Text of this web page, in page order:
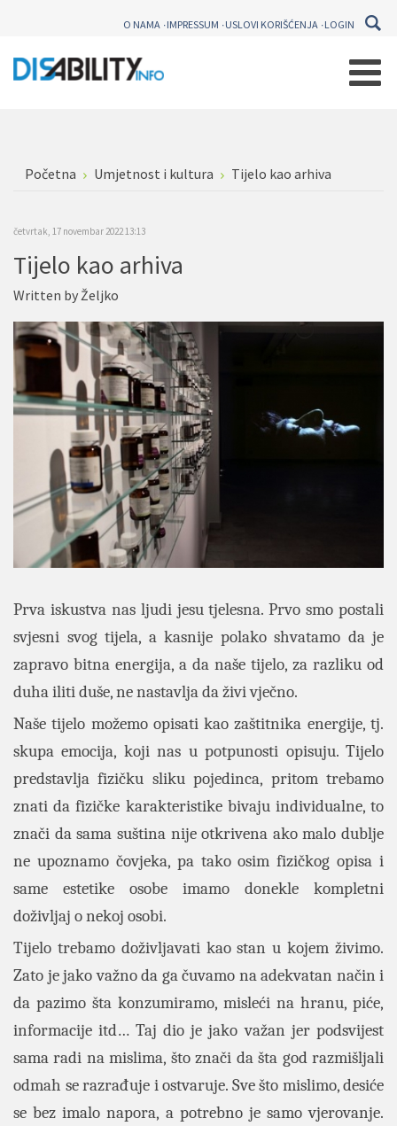
O NAMA IMPRESSUM USLOVI KORIŠĆENJA LOGIN
Početna Umjetnost i kultura Tijelo kao arhiva
četvrtak, 17 novembar 2022 13:13
Tijelo kao arhiva
Written byŽeljko
Prva iskustva nas ljudi jesu tjelesna. Prvo smo postali
svjesni svog tijela, a kasnije polako shvatamo da je
zapravo bitna energija, a da naše tijelo, za razliku od
duha iliti duše, ne nastavlja da živi vječno.
Naše tijelo možemo opisati kao zaštitnika energije, tj.
skupa emocija, koji nas u potpunosti opisuju. Tijelo
predstavlja fizičku sliku pojedinca, pritom trebamo
znati da fizičke karakteristike bivaju individualne, to
znači da sama suština nije otkrivena ako malo dublje
ne upoznamo čovjeka, pa tako osim fizičkog opisa i
same estetike osobe imamo donekle kompletni
doživljaj o nekoj osobi.
Tijelo trebamo doživljavati kao stan u kojem živimo.
Zato je jako važno da ga čuvamo na adekvatan način i
da pazimo šta konzumiramo, misleći na hranu, piće,
informacije itd… Taj dio je jako važan jer podsvijest
sama radi na mislima, što znači da šta god razmišljali
odmah se razrađuje i ostvaruje. Sve što mislimo, desiće
se bez imalo napora, a potrebno je samo vjerovanje.